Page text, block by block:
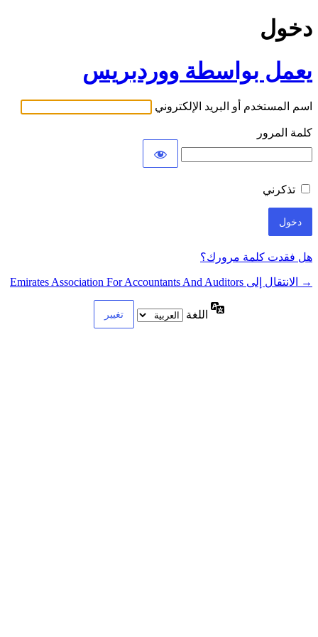
دخول
يعمل بواسطة ووردبريس
اسم المستخدم أو البريد الإلكتروني
كلمة المرور
تذكرني
هل فقدت كلمة مرورك؟
→ الانتقال إلى Emirates Association For Accountants And Auditors
اللغة